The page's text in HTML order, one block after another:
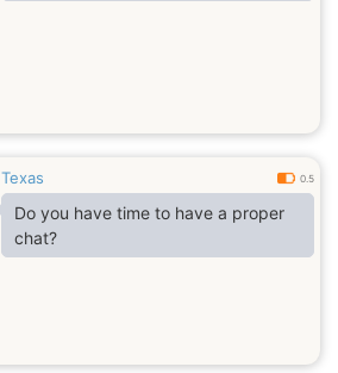
Texas 0.5
Do you have time to have a proper
chat?